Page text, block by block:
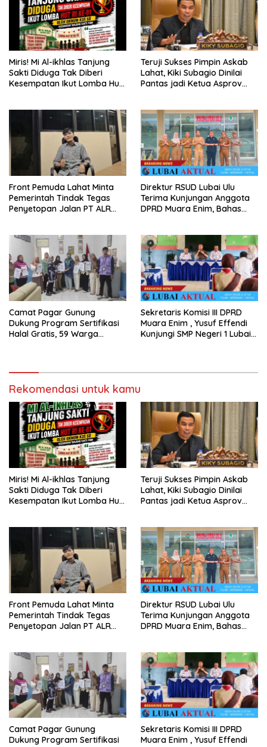
Miris! Mi Al-ikhlas Tanjung
Sakti Diduga Tak Diberi
Kesempatan Ikut Lomba Hut
Teruji Sukses Pimpin Askab
Lahat, Kiki Subagio Dinilai
Pantas jadi Ketua Asprov
Front Pemuda Lahat Minta
Pemerintah Tindak Tegas
Penyetopan Jalan PT ALR
Direktur RSUD Lubai Ulu
Terima Kunjungan Anggota
DPRD Muara Enim, Bahas
Camat Pagar Gunung
Dukung Program Sertifikasi
Halal Gratis, 59 Warga
Sekretaris Komisi III DPRD
Muara Enim , Yusuf Effendi
Kunjungi SMP Negeri 1 Lubai
Rekomendasi untuk kamu
Miris! Mi Al-ikhlas Tanjung
Sakti Diduga Tak Diberi
Kesempatan Ikut Lomba Hut
Teruji Sukses Pimpin Askab
Lahat, Kiki Subagio Dinilai
Pantas jadi Ketua Asprov
Front Pemuda Lahat Minta
Pemerintah Tindak Tegas
Penyetopan Jalan PT ALR
Direktur RSUD Lubai Ulu
Terima Kunjungan Anggota
DPRD Muara Enim, Bahas
Camat Pagar Gunung
Dukung Program Sertifikasi
Sekretaris Komisi III DPRD
Muara Enim , Yusuf Effendi